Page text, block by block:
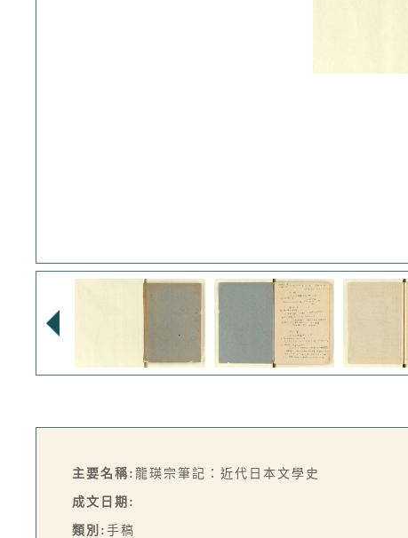
主要名稱: 龍瑛宗筆記：近代日本文學史
成文日期:
類別: 手稿